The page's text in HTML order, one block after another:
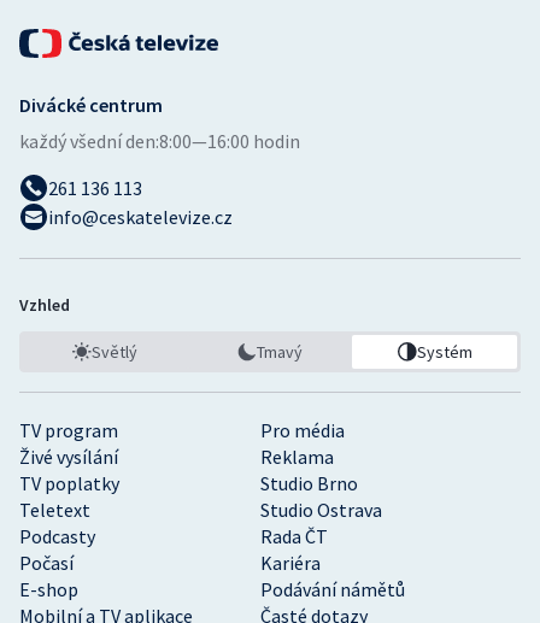
Sportovní střelba
Stolní tenis
Triatlon
Veslování
Ostatní
TV program
Pro média
Živé vysílání
Reklama
TV poplatky
Studio Brno
Teletext
Studio Ostrava
Podcasty
Rada ČT
Počasí
Kariéra
E-shop
Podávání námětů
Mobilní a TV aplikace
Časté dotazy
Divácké centrum
každý všední den:8:00—16:00 hodin
261 136 113
info@ceskatelevize.cz
Vzhled
Světlý Tmavý Systém